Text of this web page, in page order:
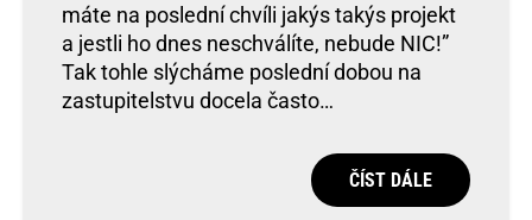
máte na poslední chvíli jakýs takýs projekt
a jestli ho dnes neschválíte, nebude NIC!”
Tak tohle slýcháme poslední dobou na
zastupitelstvu docela často…
ČÍST DÁLE